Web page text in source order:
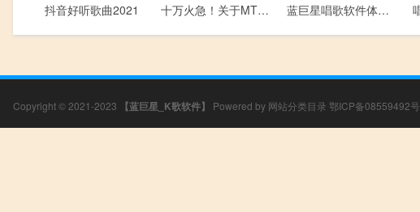
抖音好听歌曲2021 十万火急！关于MTV画面的问题！ 蓝巨星唱歌软件体验网上K歌软件“麦霸”
Copyright © 2021-2023 【蓝巨星_K歌软件】 Powered by 网站分类目录 鄂ICP备08559492号